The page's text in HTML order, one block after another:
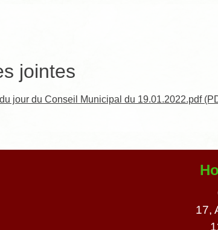
jointes
jour du Conseil Municipal du 19.01.2022.pdf
17,